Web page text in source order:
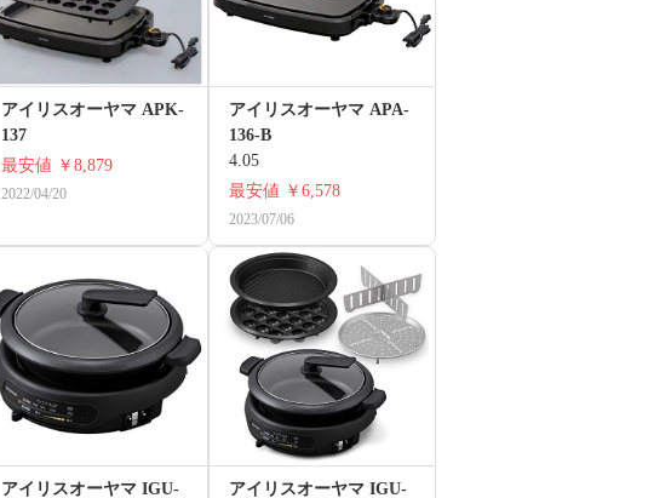
アイリスオーヤマ APK-
137
最安値 ￥8,879
2022/04/20
アイリスオーヤマ APA-
136-B
4.05
最安値 ￥6,578
2023/07/06
アイリスオーヤマ IGU-
アイリスオーヤマ IGU-